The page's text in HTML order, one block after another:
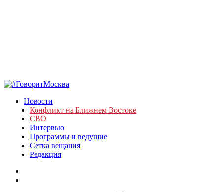
Новости
Конфликт на Ближнем Востоке
СВО
Интервью
Программы и ведущие
Сетка вещания
Редакция